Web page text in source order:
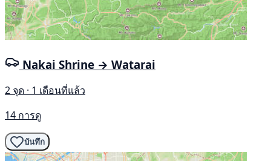
Nakai Shrine → Watarai
2 จุด · 1 เดือนที่แล้ว
14 การดู
บันทึก